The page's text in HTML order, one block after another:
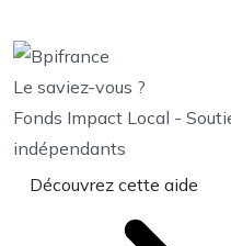
Le saviez-vous ?
Fonds Impact Local -
indépendants
Découvrez cette aide